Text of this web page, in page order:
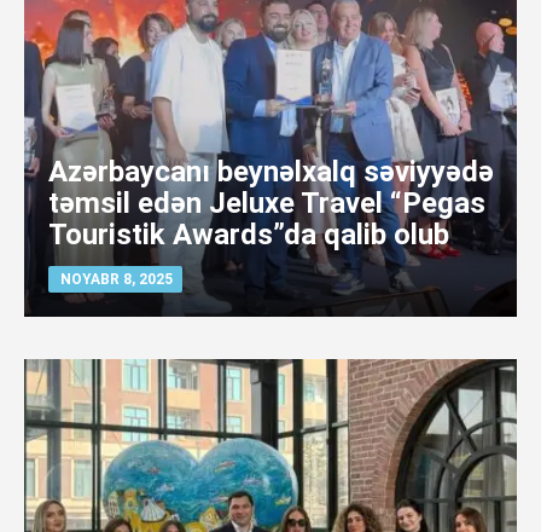
Azərbaycanı beynəlxalq səviyyədə
təmsil edən Jeluxe Travel “Pegas
Touristik Awards”da qalib olub
NOYABR 8, 2025